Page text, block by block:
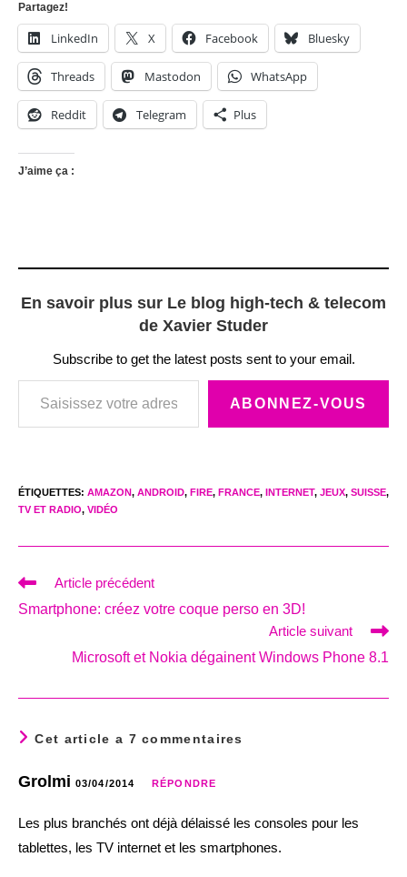
Partagez!
LinkedIn X Facebook Bluesky
Threads Mastodon WhatsApp
Reddit Telegram Plus
J’aime ça :
En savoir plus sur Le blog high-tech & telecom
de Xavier Studer
Subscribe to get the latest posts sent to your email.
Saisissez votre adresse e-mail…
ABONNEZ-VOUS
ÉTIQUETTES: AMAZON, ANDROID, FIRE, FRANCE, INTERNET, JEUX, SUISSE,
TV ET RADIO, VIDÉO
Read
articles
Article précédent
Smartphone: créez votre coque perso en 3D!
Article suivant
Microsoft et Nokia dégainent Windows Phone 8.1
Cet article a 7 commentaires
Grolmi 03/04/2014 RÉPONDRE
Les plus branchés ont déjà délaissé les consoles pour les
tablettes, les TV internet et les smartphones.